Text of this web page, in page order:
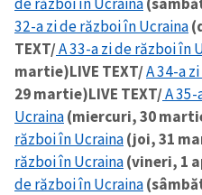
32-a zi de război în Ucraina
TEXT/A 33-a zi de război în
martie)LIVE TEXT/A 34-a
29 martie)LIVE TEXT/A
Ucraina(miercuri, 30
război în Ucraina(joi, 31
război în Ucraina(vineri, 1
de război în Ucraina